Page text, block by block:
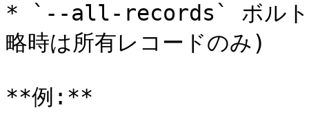
* `--all-records` ボルト内
略時は所有レコードのみ)
**例:**